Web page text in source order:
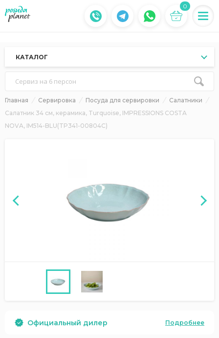
0
КАТАЛОГ
Сервиз на 6 персон
Главная Сервировка Посуда для сервировки
Салатники
Салатник 34 см, керамика, Turquoise, IMPRESSIONS COSTA
NOVA, IM514-BLU(TP341-00804C)
Официальный дилер Подробнее